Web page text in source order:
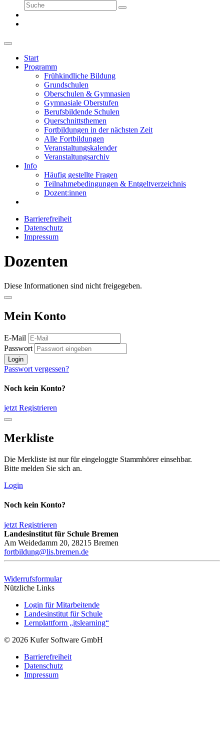
Start
Programm
Frühkindliche Bildung
Grundschulen
Oberschulen & Gymnasien
Gymnasiale Oberstufen
Berufsbildende Schulen
Querschnittsthemen
Fortbildungen in der nächsten Zeit
Alle Fortbildungen
Veranstaltungskalender
Veranstaltungsarchiv
Info
Häufig gestellte Fragen
Teilnahmebedingungen & Entgeltverzeichnis
Dozent:innen
Barrierefreiheit
Datenschutz
Impressum
Dozenten
Diese Informationen sind nicht freigegeben.
Mein Konto
E-Mail
Passwort
Login
Passwort vergessen?
Noch kein Konto?
jetzt Registrieren
Merkliste
Die Merkliste ist nur für eingeloggte Stammhörer einsehbar.
Bitte melden Sie sich an.
Login
Noch kein Konto?
jetzt Registrieren
Landesinstitut für Schule Bremen
Am Weidedamm 20, 28215 Bremen
fortbildung@lis.bremen.de
Widerrufsformular
Nützliche Links
Login für Mitarbeitende
Landesinstitut für Schule
Lernplattform „itslearning“
© 2026 Kufer Software GmbH
Barrierefreiheit
Datenschutz
Impressum